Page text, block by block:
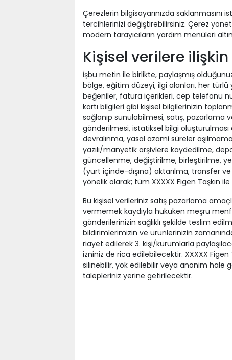
Çerezlerin bilgisayarınızda saklanmasını
tercihlerinizi değiştirebilirsiniz. Çerez
modern tarayıcıların yardım menüleri
Kişisel verilere
İşbu metin ile birlikte, paylaşmış
bölge, eğitim düzeyi, ilgi alanları, her türlü
beğeniler, fatura içerikleri, cep telefonu
kartı bilgileri gibi kişisel bilgilerinizin
sağlanıp sunulabilmesi, satış, pazarlama
gönderilmesi, istatiksel bilgi
devralınma, yasal azami süreler
yazılı/manyetik arşivlere kaydedilme,
güncellenme, değiştirilme, birleştirilme,
(yurt içinde-dışına) aktarılma, transfer
yönelik olarak; tüm XXXXX Figen Taşkın
Bu kişisel verileriniz satış pazarlama
vermemek kaydıyla hukuken meşru
gönderilerinizin sağlıklı şekilde teslim
bildirimlerimizin ve ürünlerinizin
riayet edilerek 3. kişi/kurumlarla
izniniz de rica edilebilecektir. XXXXX
silinebilir, yok edilebilir veya anonim hale
talepleriniz yerine getirilecektir.